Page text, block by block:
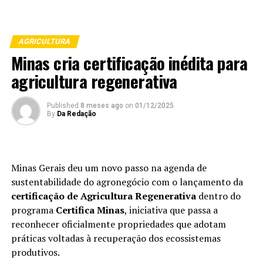
AGRICULTURA
Minas cria certificação inédita para
agricultura regenerativa
Published 8 meses ago on 01/12/2025
By Da Redação
Minas Gerais deu um novo passo na agenda de
sustentabilidade do agronegócio com o lançamento da
certificação de Agricultura Regenerativadentro do
programa Certifica Minas, iniciativa que passa a
reconhecer oficialmente propriedades que adotam
práticas voltadas à recuperação dos ecossistemas
produtivos.